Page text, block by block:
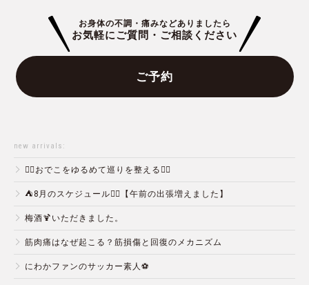
お身体の不調・痛みなどありましたら
お気軽にご質問・ご相談ください
ご予約
new arrivals:
💆‍♀️おでこをゆるめて巡りを整える💆‍♂️
⛺️8月のスケジュール🏄‍♂️【午前の出張増えました】
梅酒🍹いただきました。
筋肉痛はなぜ起こる？筋損傷と回復のメカニズム
にわかファンのサッカー素人⚽️